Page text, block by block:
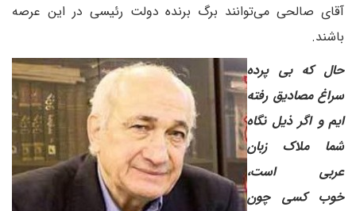
آقای صالحی می‌توانند برگ برنده دولت رئیسی در این عرصه
باشند.
حال که بی پرده
سراغ مصادیق رفته
ایم و اگر ذیل نگاه
شما ملاک زبان
عربی است،
خوب کسی چون